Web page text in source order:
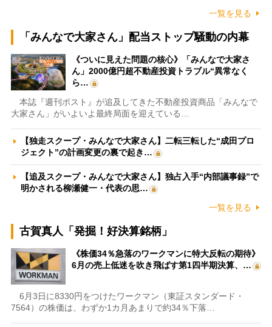
一覧を見る
「みんなで大家さん」配当ストップ騒動の内幕
《ついに見えた問題の核心》「みんなで大家さ
ん」2000億円超不動産投資トラブル“異常なく
ら…
本誌『週刊ポスト』が追及してきた不動産投資商品「みんなで
大家さん」がいよいよ最終局面を迎えている…
【独走スクープ・みんなで大家さん】二転三転した“成田プロ
ジェクト”の計画変更の裏で起き…
【追及スクープ・みんなで大家さん】独占入手“内部議事録”で
明かされる柳瀬健一・代表の思…
一覧を見る
古賀真人「発掘！好決算銘柄」
《株価34％急落のワークマンに特大反転の期待》
6月の売上低迷を吹き飛ばす第1四半期決算、…
6月3日に8330円をつけたワークマン（東証スタンダード・
7564）の株価は、わずか1カ月あまりで約34％下落…